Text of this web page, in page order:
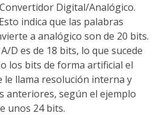
Digital/Analógico.
indica que las palabras
a analógico son de 20 bits.
D es de 18 bits, lo que sucede
los bits de forma artificial el
le llama resolución interna y
anteriores, según el ejemplo
unos 24 bits.